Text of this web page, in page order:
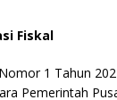
Fiskal
1 Tahun
Pemerintah